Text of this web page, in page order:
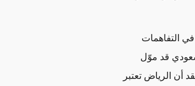
التفاهمات
قد موّل
أن الرياض تعتبر